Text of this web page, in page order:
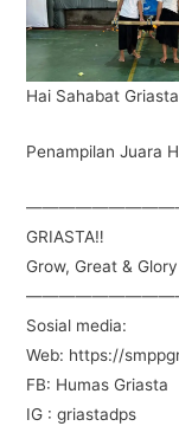
Hai Sahabat
Penampilan Juara
GRIASTA‼️
Grow, Great & Glory
Sosial media:
Web: https://
FB: Humas Griasta
IG : griastadps